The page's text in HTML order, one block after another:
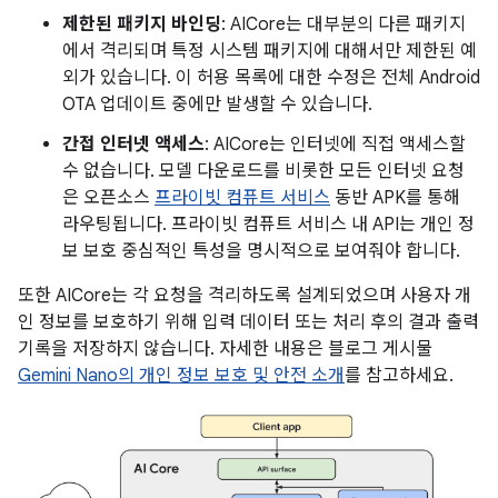
제한된 패키지 바인딩: AICore는 대부분의 다른 패키지
에서 격리되며 특정 시스템 패키지에 대해서만 제한된 예
외가 있습니다. 이 허용 목록에 대한 수정은 전체 Android
OTA 업데이트 중에만 발생할 수 있습니다.
간접 인터넷 액세스: AICore는 인터넷에 직접 액세스할
수 없습니다. 모델 다운로드를 비롯한 모든 인터넷 요청
은 오픈소스 프라이빗 컴퓨트 서비스 동반 APK를 통해
라우팅됩니다. 프라이빗 컴퓨트 서비스 내 API는 개인 정
보 보호 중심적인 특성을 명시적으로 보여줘야 합니다.
또한 AICore는 각 요청을 격리하도록 설계되었으며 사용자 개
인 정보를 보호하기 위해 입력 데이터 또는 처리 후의 결과 출력
기록을 저장하지 않습니다. 자세한 내용은 블로그 게시물
Gemini Nano의 개인 정보 보호 및 안전 소개를 참고하세요.